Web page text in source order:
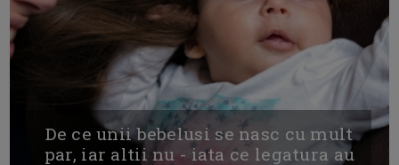
De ce unii bebelusi se nasc cu mult
par, iar altii nu - iata ce legatura au